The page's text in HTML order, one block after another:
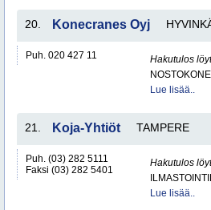
20. Konecranes Oyj
Puh. 020 427 11
Hakutulos
Lue lisää..
21. Koja-Yhtiöt TAMPERE
Puh. (03) 282 5111
Faksi (03) 282 5401
Hakutulos
Lue lisää..